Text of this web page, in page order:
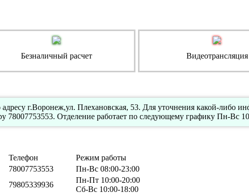
Безналичный расчет Видеотрансляция
г.Воронеж,ул. Плехановская, 53. Для уточнения какой-либо
78007753553. Отделение работает по следующему графику Пн-Вс
Телефон
Режим работы
78007753553
Пн-Вс 08:00-23:00
79805339936
Пн-Пт 10:00-20:00
Сб-Вс 10:00-18:00